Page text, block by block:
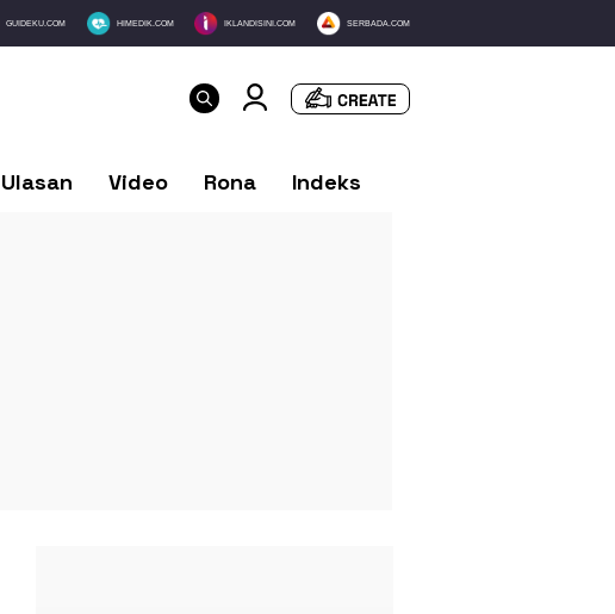
GUIDEKU.COM HIMEDIK.COM IKLANDISINI.COM SERBADA.COM
Ulasan Video Rona Indeks